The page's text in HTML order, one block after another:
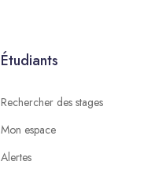
Étudiants
Rechercher des stages
Mon espace
Alertes